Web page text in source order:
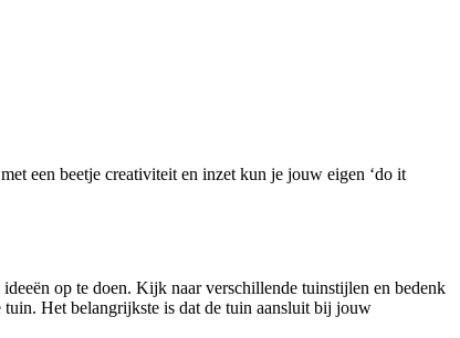
een beetje creativiteit en inzet kun je jouw eigen ‘do it
op te doen. Kijk naar verschillende tuinstijlen en bedenk
Het belangrijkste is dat de tuin aansluit bij jouw